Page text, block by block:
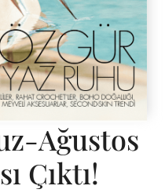
Ağustos
Çıktı!